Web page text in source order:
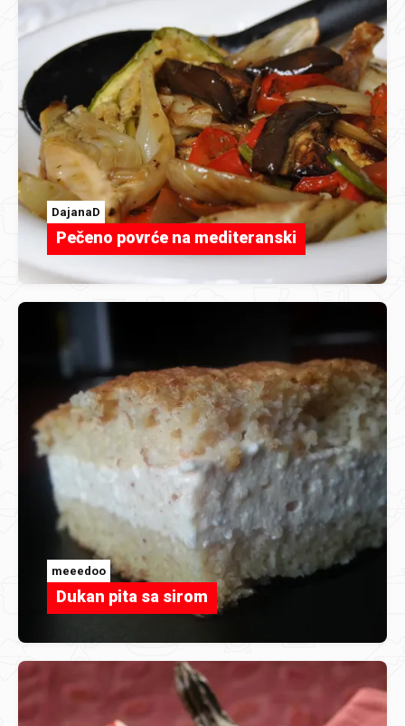
DajanaD
Pečeno povrće na mediteranski
meeedoo
Dukan pita sa sirom